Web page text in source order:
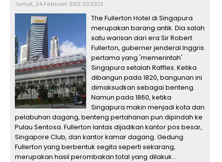
Jumat, 24 Februari 2012 03:03:13
The Fullerton Hotel di Singapura
merupakan barang antik. Dia salah
satu warisan dari era Sir Robert
Fullerton, guberner jenderal Inggris
pertama yang 'memerintah'
Singapura setalah Raffles. Ketika
dibangun pada 1820, bangunan ini
dimaksudkan sebagai benteng.
Namun pada 1860, ketika
Singapura makin menjadi kota dan
pelabuhan dagang, benteng pertahanan pun dipindah ke
Pulau Sentosa. Fullerton lantas dijadikan kantor pos besar,
Singapore Club, dan kantor kamar dagang. Gedung
Fullerton yang berbentuk segita seperti sekarang,
merupakan hasil perombakan total yang dilakuk...